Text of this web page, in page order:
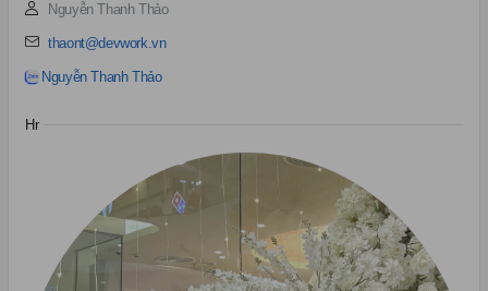
Nguyễn Thanh Thảo
thaont@devwork.vn
Nguyễn Thanh Thảo
Hr